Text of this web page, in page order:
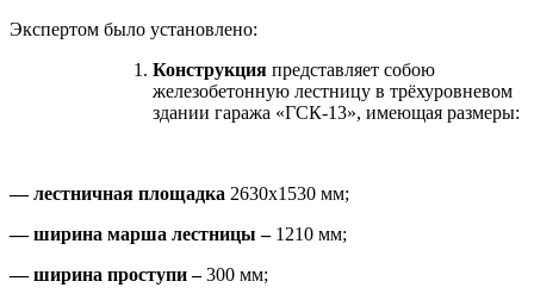
Экспертом было установлено:
Конструкция представляет собою
железобетонную лестницу в трёхуровневом
здании гаража «ГСК-13», имеющая размеры:
— лестничная площадка 2630х1530 мм;
— ширина марша лестницы – 1210 мм;
— ширина проступи –300 мм;